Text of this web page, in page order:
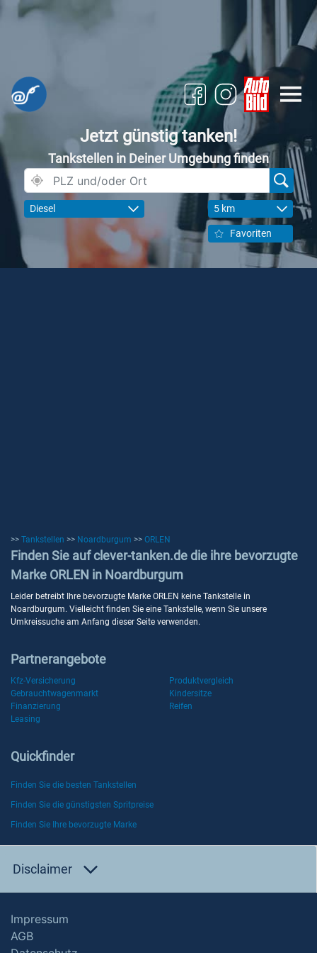
Jetzt günstig tanken!
Tankstellen in Deiner Umgebung finden
Diesel 5 km
Favoriten
>> Tankstellen >> Noardburgum >> ORLEN
Finden Sie auf clever-tanken.de die ihre bevorzugte
Marke ORLEN in Noardburgum
Leider betreibt Ihre bevorzugte Marke ORLEN keine Tankstelle in
Noardburgum. Vielleicht finden Sie eine Tankstelle, wenn Sie unsere
Umkreissuche am Anfang dieser Seite verwenden.
Partnerangebote
Kfz-Versicherung
Produktvergleich
Gebrauchtwagenmarkt
Kindersitze
Finanzierung
Reifen
Leasing
Quickfinder
Finden Sie die besten Tankstellen
Finden Sie die günstigsten Spritpreise
Finden Sie Ihre bevorzugte Marke
Disclaimer
Impressum
AGB